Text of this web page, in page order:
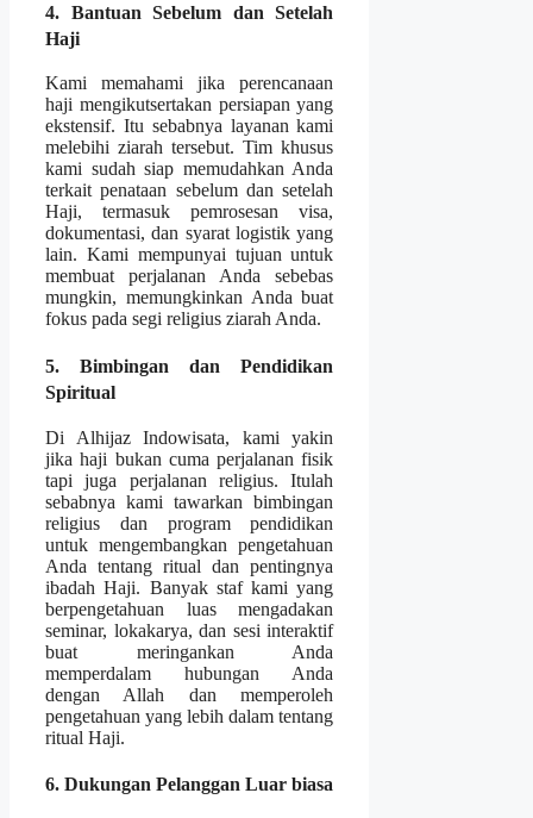
4. Bantuan Sebelum dan Setelah
Haji
Kami memahami jika perencanaan
haji mengikutsertakan persiapan yang
ekstensif. Itu sebabnya layanan kami
melebihi ziarah tersebut. Tim khusus
kami sudah siap memudahkan Anda
terkait penataan sebelum dan setelah
Haji, termasuk pemrosesan visa,
dokumentasi, dan syarat logistik yang
lain. Kami mempunyai tujuan untuk
membuat perjalanan Anda sebebas
mungkin, memungkinkan Anda buat
fokus pada segi religius ziarah Anda.
5. Bimbingan dan Pendidikan
Spiritual
Di Alhijaz Indowisata, kami yakin
jika haji bukan cuma perjalanan fisik
tapi juga perjalanan religius. Itulah
sebabnya kami tawarkan bimbingan
religius dan program pendidikan
untuk mengembangkan pengetahuan
Anda tentang ritual dan pentingnya
ibadah Haji. Banyak staf kami yang
berpengetahuan luas mengadakan
seminar, lokakarya, dan sesi interaktif
buat meringankan Anda
memperdalam hubungan Anda
dengan Allah dan memperoleh
pengetahuan yang lebih dalam tentang
ritual Haji.
6. Dukungan Pelanggan Luar biasa